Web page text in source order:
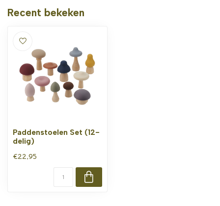
Recent bekeken
Paddenstoelen Set (12-
delig)
€22,95